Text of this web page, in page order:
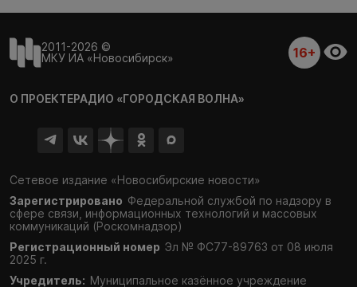
2011-2026 ©
МКУ ИА «Новосибирск»
16+
О ПРОЕКТЕРАДИО «ГОРОДСКАЯ ВОЛНА»
Сетевое издание «Новосибирские новости»
Зарегистрировано Федеральной службой по надзору в
сфере связи, информационных технологий и массовых
коммуникаций (Роскомнадзор)
Регистрационный номер Эл № ФС77-89763 от 08 июля
2025 г.
Учредитель: Муниципальное казённое учреждение